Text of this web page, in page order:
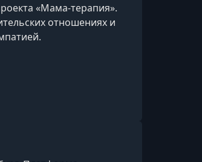
03:07:38
«Мама-терапия».
отношениях и